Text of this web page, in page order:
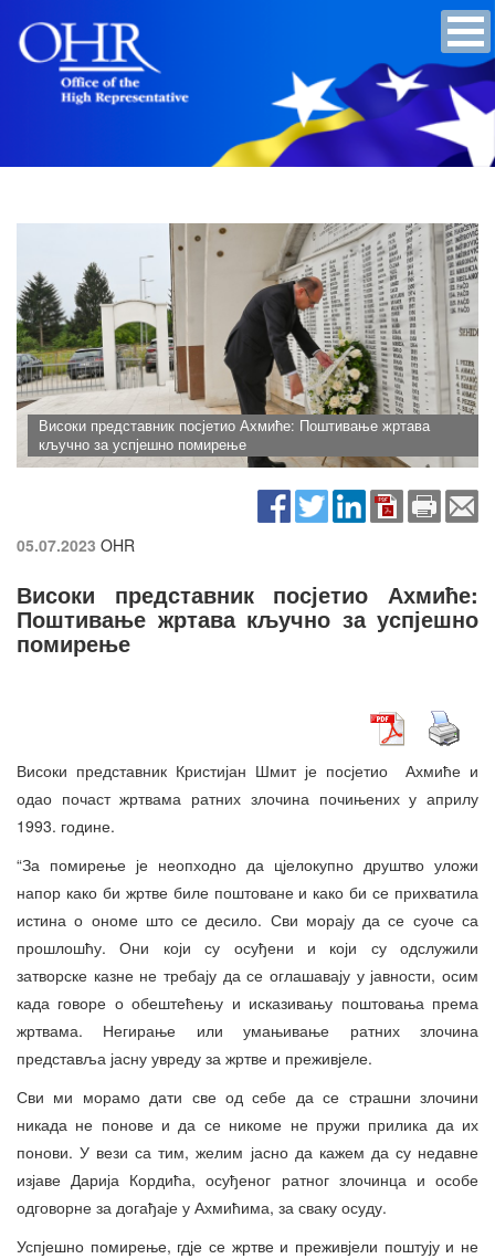
Високи представник посјетио Ахмиће: Поштивање жртава
кључно за успјешно помирење
05.07.2023 OHR
Високи представник посјетио Ахмиће:
Поштивање жртава кључно за успјешно
помирење
Високи представник Кристијан Шмит је посјетио Ахмиће и
одао почаст жртвама ратних злочина почињених у априлу
1993. године.
“За помирење је неопходно да цјелокупно друштво уложи
напор како би жртве биле поштоване и како би се прихватила
истина о ономе што се десило. Сви морају да се суоче са
прошлошћу. Они који су осуђени и који су одслужили
затворске казне не требају да се оглашавају у јавности, осим
када говоре о обештећењу и исказивању поштовања према
жртвама. Негирање или умањивање ратних злочина
представља јасну увреду за жртве и преживјеле.
Сви ми морамо дати све од себе да се страшни злочини
никада не понове и да се никоме не пружи прилика да их
понови. У вези са тим, желим јасно да кажем да су недавне
изјаве Дарија Кордића, осуђеног ратног злочинца и особе
одговорне за догађаје у Ахмићима, за сваку осуду.
Успјешно помирење, гдје се жртве и преживјели поштују и не